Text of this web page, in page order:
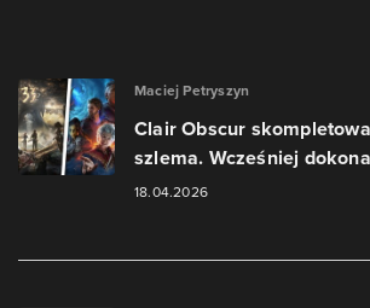
Maciej Petryszyn
Clair Obscur
szlema. Wcześniej
18.04.2026